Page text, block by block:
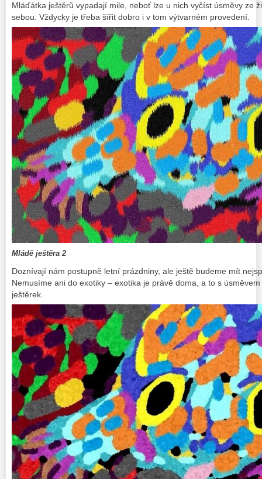
Mláďátka ještěrů vypadají mile, neboť lze u nich vyčíst úsměvy ze
sebou. Vždycky je třeba šířit dobro i v tom výtvarném provedení.
Mládě ještěra 2
Doznívají nám postupně letní prázdniny, ale ještě budeme mít
Nemusíme ani do exotiky – exotika je právě doma, a to s
ještěrek.